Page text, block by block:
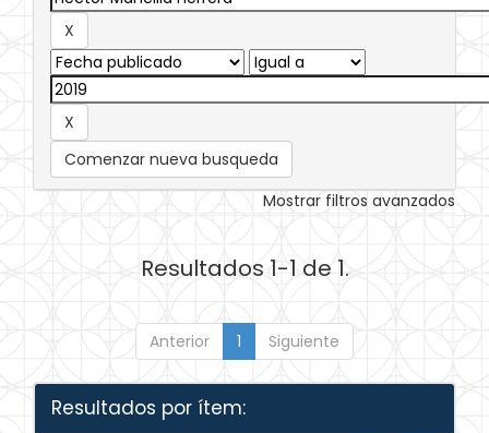
Comenzar nueva busqueda
Mostrar filtros avanzados
Resultados 1-1 de 1.
Anterior 1 Siguiente
Resultados por ítem: